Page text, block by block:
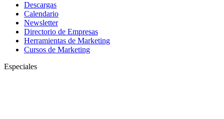
Descargas
Calendario
Newsletter
Directorio de Empresas
Herramientas de Marketing
Cursos de Marketing
Especiales